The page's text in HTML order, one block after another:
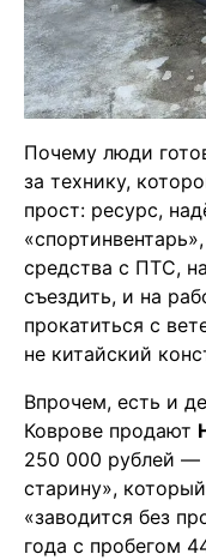
Почему люди
за технику,
прост: ресурс,
средства с ПТС,
съездить, и на
прокатиться с
не китайский
Впрочем, есть и
Коврове продают
250 000 рублей —
старину»,
«заводится без
года с пробегом